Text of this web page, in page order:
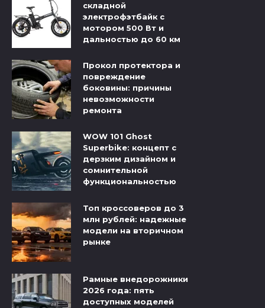
складной
электрофэтбайк с
мотором 500 Вт и
дальностью до 60 км
Прокол протектора и
повреждение
боковины: причины
невозможности
ремонта
WOW 101 Ghost
Superbike: концепт с
дерзким дизайном и
сомнительной
функциональностью
Топ кроссоверов до 3
млн рублей: надежные
модели на вторичном
рынке
Рамные внедорожники
2026 года: пять
доступных моделей